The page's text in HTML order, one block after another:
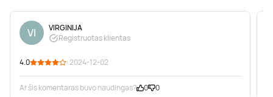
VI
VIRGINIJA
Registruotas klientas
4.0 · 2024-12-02
Ar šis komentaras buvo naudingas? 0 0